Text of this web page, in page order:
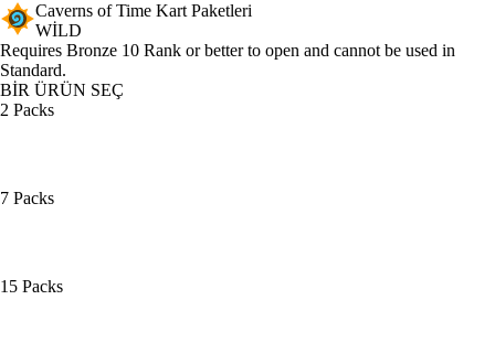
Caverns of Time Kart Paketleri
WILD
Ürün Bildirimi
Requires Bronze 10 Rank or better to open and cannot be used in
Standard.
BİR ÜRÜN SEÇ
2 Packs
7 Packs
15 Packs